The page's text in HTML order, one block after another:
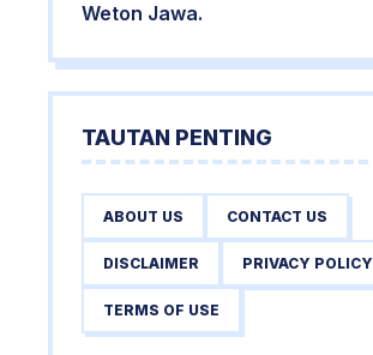
Weton Jawa.
TAUTAN PENTING
ABOUT US CONTACT US
DISCLAIMER PRIVACY POLICY
TERMS OF USE